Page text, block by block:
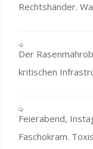
Rechtshänder.
Der
kritischen
Feierabend,
Faschokram.